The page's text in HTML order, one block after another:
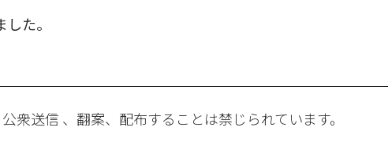
た。
衆送信 、翻案、配布することは禁じられています。